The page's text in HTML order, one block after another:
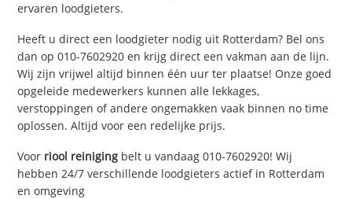
ervaren loodgieters.
Heeft u direct een loodgieter nodig uit Rotterdam? Bel ons
dan op 010-7602920 en krijg direct een vakman aan de lijn.
Wij zijn vrijwel altijd binnen één uur ter plaatse! Onze goed
opgeleide medewerkers kunnen alle lekkages,
verstoppingen of andere ongemakken vaak binnen no time
oplossen. Altijd voor een redelijke prijs.
Voor riool reiniging belt u vandaag 010-7602920! Wij
hebben 24/7 verschillende loodgieters actief in Rotterdam
en omgeving